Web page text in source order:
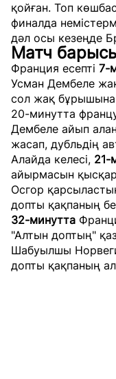
қойған. Топ
финалда
дәл осы кезеңде
Матч
Франция есепті 7-
Усман Дембеле
сол жақ
20-минутта
Дембеле айып
жасап, дубльдің
Алайда келесі, 21-
айырмасын
Осгор
допты қақпаның
32-минутта
"Алтын доптың"
Шабуылшы
допты қақпаның